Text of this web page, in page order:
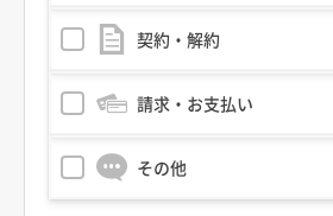
契約・解約
請求・お支払い
その他